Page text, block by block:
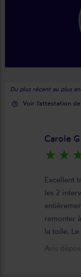
Du plus récent au plus
help_outline Voir l'attestation
Carole
star_rate star_rate
Excellent
les 2
remonter
la toile.
neuf,
Avis